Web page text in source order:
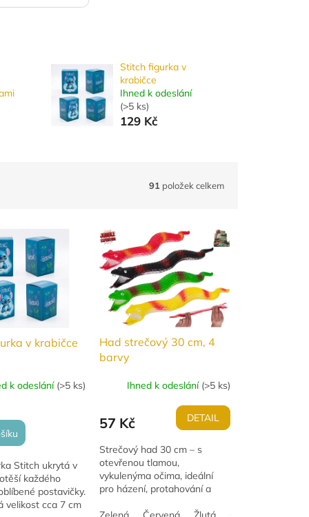
Stitch figurka v
krabičce
Ihned k odeslání
(>5 ks)
129 Kč
91 položek celkem
v krabičce
k odeslání (>5 ks)
Stitch ukrytá v
každého
postavičky.
velikost cca 7 cm
Had strečový 30 cm, 4
barvy
Ihned k odeslání (>5 ks)
57 Kč DETAIL
Strečový had 30 cm – s
otevřenou tlamou,
vykulenýma očima, ideální
pro házení, protahování a